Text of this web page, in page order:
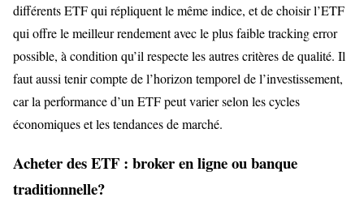
différents ETF qui répliquent le même indice, et de choisir l’ETF
qui offre le meilleur rendement avec le plus faible tracking error
possible, à condition qu’il respecte les autres critères de qualité. Il
faut aussi tenir compte de l’horizon temporel de l’investissement,
car la performance d’un ETF peut varier selon les cycles
économiques et les tendances de marché.
Acheter des ETF : broker en ligne ou banque
traditionnelle?